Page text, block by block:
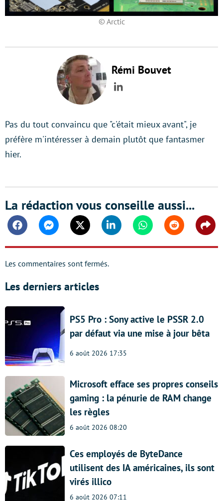
© Arctic
Rémi Bouvet
LinkedIn
Pas du tout convaincu que "c'était mieux avant", je
préfère m'intéresser à demain plutôt que fantasmer
hier.
La rédaction vous conseille aussi...
FacebookMessengerTwitter Linkedin WhatsappReddit
Les commentaires sont fermés.
Les derniers articles
PS5 Pro : Sony active le PSSR 2.0
par défaut via une mise à jour bêta
6 août 2026 17:35
Microsoft efface ses propres conseils
gaming : la pénurie de RAM change
les règles
6 août 2026 08:20
Ces employés de ByteDance
utilisent des IA américaines, ils sont
virés illico
6 août 2026 07:11